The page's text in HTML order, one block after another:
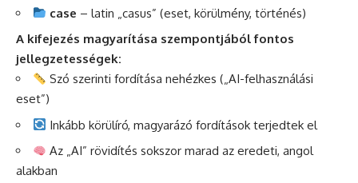
case – latin „casus” (eset, körülmény, történés)
A kifejezés magyarítása szempontjából fontos
jellegzetességek:
Szó szerinti fordítása nehézkes („AI-felhasználási
eset”)
Inkább körülíró, magyarázó fordítások terjedtek el
Az „AI” rövidítés sokszor marad az eredeti, angol
alakban